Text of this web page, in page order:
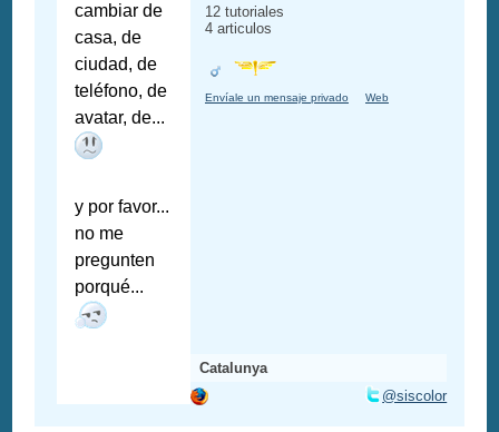
cambiar de
casa, de
ciudad, de
teléfono, de
avatar, de...
y por favor...
no me
pregunten
porqué...
12 tutoriales
4 articulos
Envíale un mensaje privado Web
Catalunya
@siscolor